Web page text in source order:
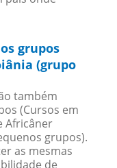
grupos
(grupo
também
(Cursos em
Africâner
grupos).
as mesmas
de